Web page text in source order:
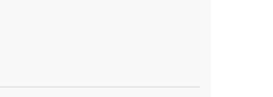
и промышленной сфере. Поршневой
смазки под высоким давлением. Эти насосы
стационарных бочках, подключённых к
любой системы раздачи смазки является